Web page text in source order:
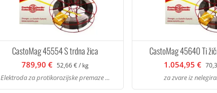
CastoMag 45554 S trdna žica
789,90 € 52,66 € / kg
Elektroda za protikorozijske premaze ...
CastoMag 45640 Ti
1.054,95 €
za zvare iz